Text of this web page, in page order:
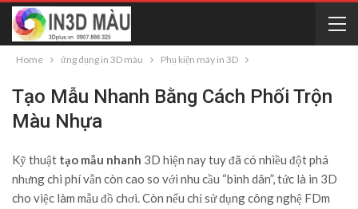
Home ứng dụng in 3D màu Phụ kiện máy in 3D
Tạo Mẫu Nhanh Bằng Cách Phối Trộn
Màu Nhựa
Kỹ thuật tạo mẫu nhanh 3D hiện nay tuy đã có nhiều đột phá
nhưng chi phí vẫn còn cao so với nhu cầu “bình dân”, tức là in 3D
cho việc làm mẫu đồ chơi. Còn nếu chỉ sử dụng công nghệ FDm